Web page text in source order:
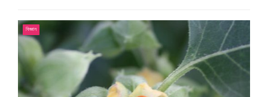
o
n
বিজ্ঞান